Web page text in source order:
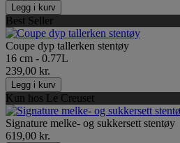
Legg i kurv
Best Seller
Coupe dyp tallerken stentøy
16 cm - 0.77L
239,00 kr.
Legg i kurv
Kun hos Le Creuset
Signature melke- og sukkersett stentøy
619,00 kr.